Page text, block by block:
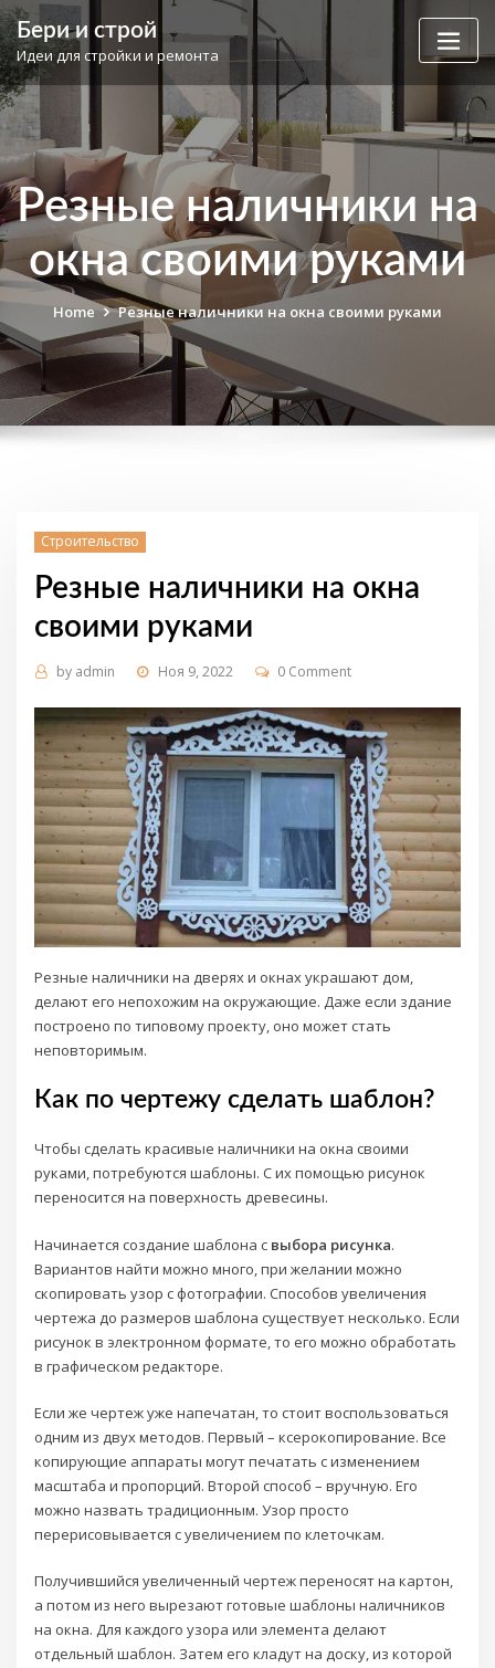
Skip
to
content
Бери и строй
Идеи для стройки и ремонта
Резные наличники на
окна своими руками
Home Резные наличники на окна своими руками
Строительство
Резные наличники на окна
своими руками
by admin Ноя 9, 2022 0 Comment
Резные наличники на дверях и окнах украшают дом,
делают его непохожим на окружающие. Даже если здание
построено по типовому проекту, оно может стать
неповторимым.
Как по чертежу сделать шаблон?
Чтобы сделать красивые наличники на окна своими
руками, потребуются шаблоны. С их помощью рисунок
переносится на поверхность древесины.
Начинается создание шаблона с выбора рисунка.
Вариантов найти можно много, при желании можно
скопировать узор с фотографии. Способов увеличения
чертежа до размеров шаблона существует несколько. Если
рисунок в электронном формате, то его можно обработать
в графическом редакторе.
Если же чертеж уже напечатан, то стоит воспользоваться
одним из двух методов. Первый – ксерокопирование. Все
копирующие аппараты могут печатать с изменением
масштаба и пропорций. Второй способ – вручную. Его
можно назвать традиционным. Узор просто
перерисовывается с увеличением по клеточкам.
Получившийся увеличенный чертеж переносят на картон,
а потом из него вырезают готовые шаблоны наличников
на окна. Для каждого узора или элемента делают
отдельный шаблон. Затем его кладут на доску, из которой